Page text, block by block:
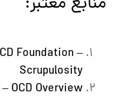
Foundation –
Scrupulosity
OCD Overview